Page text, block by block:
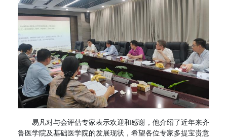
易凡对与会评估专家表示欢迎和感谢，他介绍了近年来齐
鲁医学院及基础医学院的发展现状，希望各位专家多提宝贵意